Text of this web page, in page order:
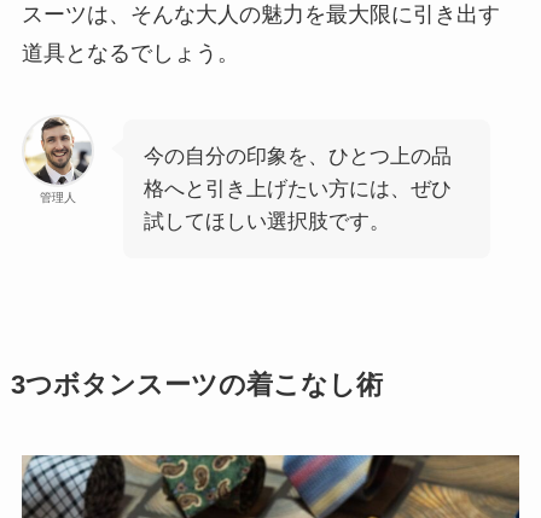
スーツは、そんな大人の魅力を最大限に引き出す
道具となるでしょう。
管理人
今の自分の印象を、ひとつ上の品
格へと引き上げたい方には、ぜひ
試してほしい選択肢です。
3つボタンスーツの着こなし術